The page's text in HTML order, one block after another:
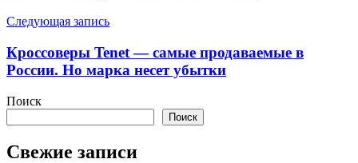
Следующая запись
Кроссоверы Tenet — самые продаваемые в
России. Но марка несет убытки
Поиск
Поиск
Свежие записи